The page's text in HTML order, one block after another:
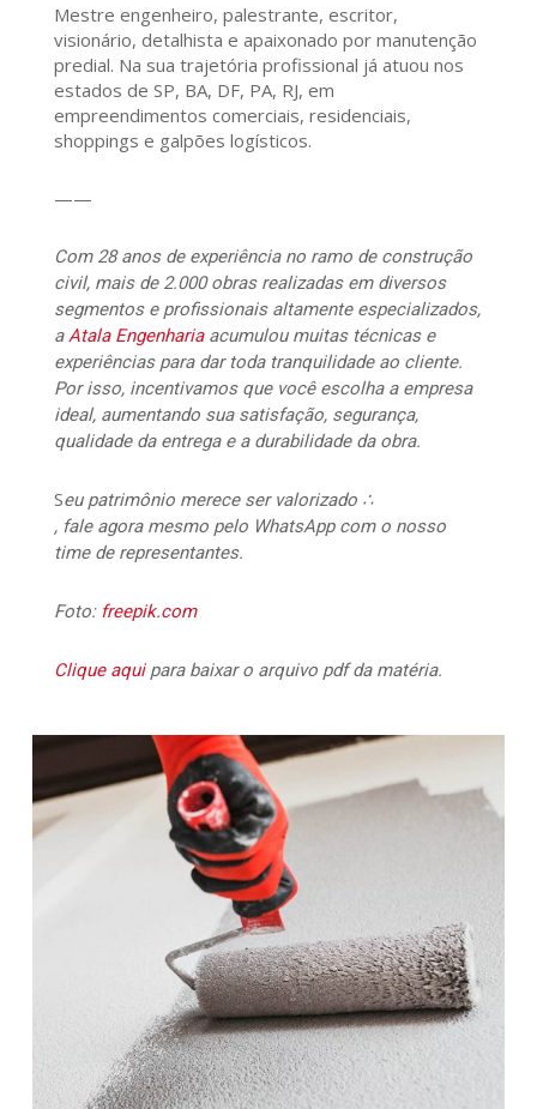
Mestre engenheiro, palestrante, escritor,
visionário, detalhista e apaixonado por manutenção
predial. Na sua trajetória profissional já atuou nos
estados de SP, BA, DF, PA, RJ, em
empreendimentos comerciais, residenciais,
shoppings e galpões logísticos.
——
Com 28 anos de experiência no ramo de construção
civil, mais de 2.000 obras realizadas em diversos
segmentos e profissionais altamente especializados,
aAtala Engenhariaacumulou muitas técnicas e
experiências para dar toda tranquilidade ao cliente.
Por isso, incentivamos que você escolha a empresa
ideal, aumentando sua satisfação, segurança,
qualidade da entrega e a durabilidade da obra.
Seu patrimônio merece ser valorizado ∴
, fale agora mesmo pelo WhatsApp com o nosso
time de representantes.
Foto: freepik.com
Clique aquipara baixar o arquivo pdf da matéria.
117